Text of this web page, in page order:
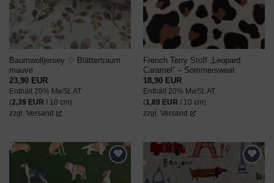
Baumwolljersey ♡ Blättertraum
mauve
23,90 EUR
Enthält 20% MwSt. AT
(2,39 EUR / 10 cm)
zzgl. Versand
French Terry Stoff „Leopard
Caramel“ – Sommersweat
18,90 EUR
Enthält 20% MwSt. AT
(1,89 EUR / 10 cm)
zzgl. Versand
AUF DEN
AUF DEN